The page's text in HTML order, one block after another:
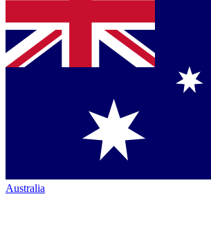
Australia